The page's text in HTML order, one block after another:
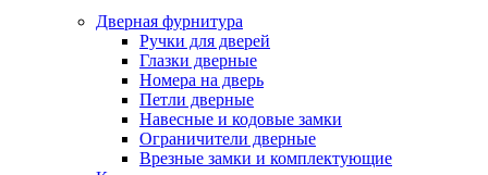
Дверная фурнитура
Ручки для дверей
Глазки дверные
Номера на дверь
Петли дверные
Навесные и кодовые замки
Ограничители дверные
Врезные замки и комплектующие